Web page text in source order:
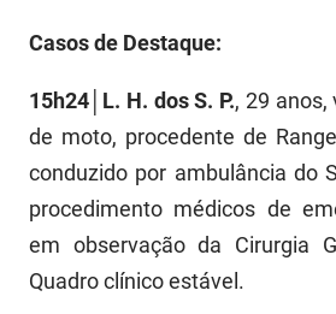
Procuradoria Geral do Estado
Saúde
FUNESC
IMEQ
IASS
Casos de Destaque:
15h24│L. H. dos S. P., 29
de moto, procedente de
conduzido por ambulância do
procedimento médicos de
em observação da Cirurgia
Quadro clínico estável.